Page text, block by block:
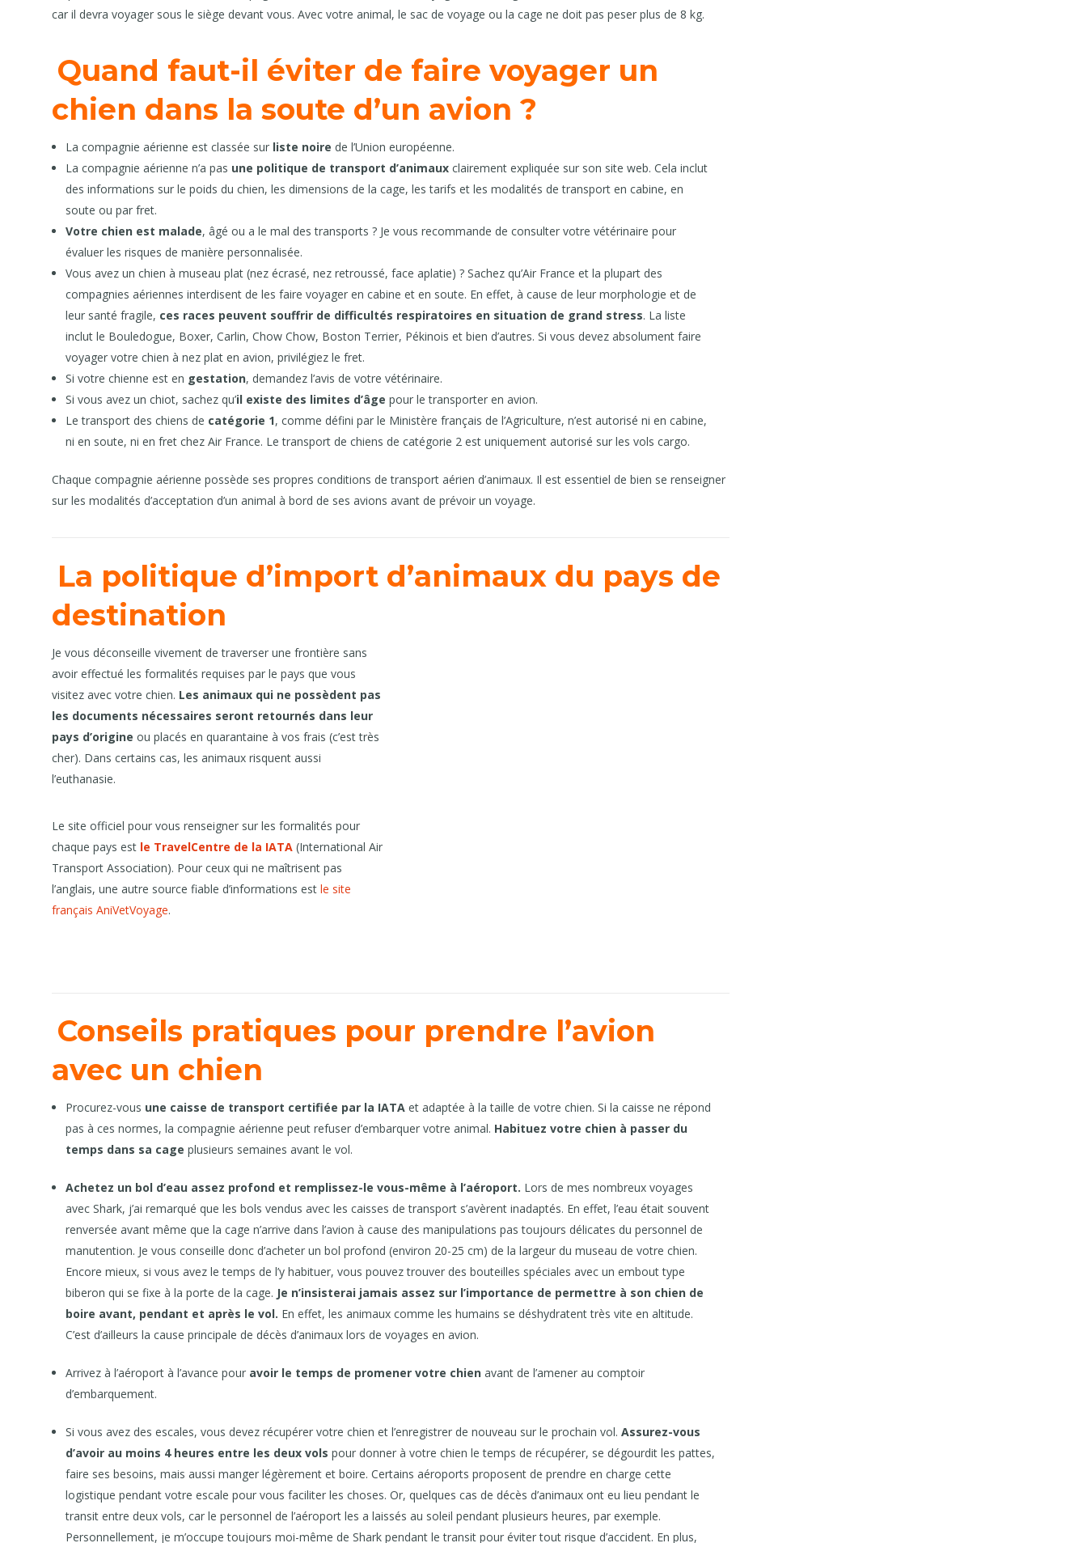
car il devra voyager sous le siège devant vous. Avec votre animal, le sac de voyage ou la cage ne doit pas peser plus de 8 kg.
Quand faut-il éviter de faire voyager un
chien dans la soute d’un avion ?
La compagnie aérienne est classée sur liste noire de l’Union européenne.
La compagnie aérienne n’a pas une politique de transport d’animauxclairement expliquée sur son site web. Cela inclut
des informations sur le poids du chien, les dimensions de la cage, les tarifs et les modalités de transport en cabine, en
soute ou par fret.
Votre chien est malade, âgé ou a le mal des transports ? Je vous recommande de consulter votre vétérinaire pour
évaluer les risques de manière personnalisée.
Vous avez un chien à museau plat (nez écrasé, nez retroussé, face aplatie) ? Sachez qu’Air France et la plupart des
compagnies aériennes interdisent de les faire voyager en cabine et en soute. En effet, à cause de leur morphologie et de
leur santé fragile, ces races peuvent souffrir de difficultés respiratoires en situation de grand stress. La liste
inclut le Bouledogue, Boxer, Carlin, Chow Chow, Boston Terrier, Pékinois et bien d’autres. Si vous devez absolument faire
voyager votre chien à nez plat en avion, privilégiez le fret.
Si votre chienne est en gestation, demandez l’avis de votre vétérinaire.
Si vous avez un chiot, sachez qu’il existe des limites d’âge pour le transporter en avion.
Le transport des chiens de catégorie 1, comme défini par le Ministère français de l’Agriculture, n’est autorisé ni en cabine,
ni en soute, ni en fret chez Air France. Le transport de chiens de catégorie 2 est uniquement autorisé sur les vols cargo.
Chaque compagnie aérienne possède ses propres conditions de transport aérien d’animaux. Il est essentiel de bien se renseigner
sur les modalités d’acceptation d’un animal à bord de ses avions avant de prévoir un voyage.
La politique d’import d’animaux du pays de
destination
Je vous déconseille vivement de traverser une frontière sans
avoir effectué les formalités requises par le pays que vous
visitez avec votre chien. Les animaux qui ne possèdent pas
les documents nécessaires seront retournés dans leur
pays d’origine ou placés en quarantaine à vos frais (c’est très
cher). Dans certains cas, les animaux risquent aussi
l’euthanasie.
Le site officiel pour vous renseigner sur les formalités pour
chaque pays est le TravelCentre de la IATA (International Air
Transport Association). Pour ceux qui ne maîtrisent pas
l’anglais, une autre source fiable d’informations est le site
français AniVetVoyage.
Conseils pratiques pour prendre l’avion
avec un chien
Procurez-vous une caisse de transport certifiée par la IATAet adaptée à la taille de votre chien. Si la caisse ne répond
pas à ces normes, la compagnie aérienne peut refuser d’embarquer votre animal. Habituez votre chien à passer du
temps dans sa cage plusieurs semaines avant le vol.
Achetez un bol d’eau assez profond et remplissez-le vous-même à l’aéroport. Lors de mes nombreux voyages
avec Shark, j’ai remarqué que les bols vendus avec les caisses de transport s’avèrent inadaptés. En effet, l’eau était souvent
renversée avant même que la cage n’arrive dans l’avion à cause des manipulations pas toujours délicates du personnel de
manutention. Je vous conseille donc d’acheter un bol profond (environ 20-25 cm) de la largeur du museau de votre chien.
Encore mieux, si vous avez le temps de l’y habituer, vous pouvez trouver des bouteilles spéciales avec un embout type
biberon qui se fixe à la porte de la cage. Je n’insisterai jamais assez sur l’importance de permettre à son chien de
boire avant, pendant et après le vol. En effet, les animaux comme les humains se déshydratent très vite en altitude.
C’est d’ailleurs la cause principale de décès d’animaux lors de voyages en avion.
Arrivez à l’aéroport à l’avance pour avoir le temps de promener votre chienavant de l’amener au comptoir
d’embarquement.
Si vous avez des escales, vous devez récupérer votre chien et l’enregistrer de nouveau sur le prochain vol. Assurez-vous
d’avoir au moins 4 heures entre les deux vols pour donner à votre chien le temps de récupérer, se dégourdit les pattes,
faire ses besoins, mais aussi manger légèrement et boire. Certains aéroports proposent de prendre en charge cette
logistique pendant votre escale pour vous faciliter les choses. Or, quelques cas de décès d’animaux ont eu lieu pendant le
transit entre deux vols, car le personnel de l’aéroport les a laissés au soleil pendant plusieurs heures, par exemple.
Personnellement, je m’occupe toujours moi-même de Shark pendant le transit pour éviter tout risque d’accident. En plus,